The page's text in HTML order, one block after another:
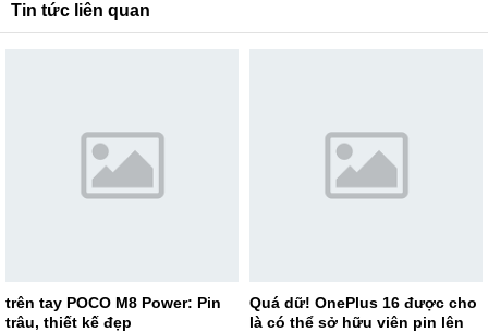
Tin tức liên quan
trên tay POCO M8 Power: Pin
trâu, thiết kế đẹp
Quá dữ! OnePlus 16 được cho
là có thể sở hữu viên pin lên